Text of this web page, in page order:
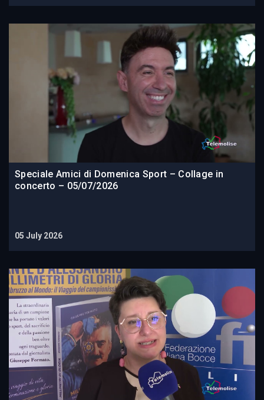
Speciale Amici di Domenica Sport – Collage in
concerto – 05/07/2026
05 July 2026